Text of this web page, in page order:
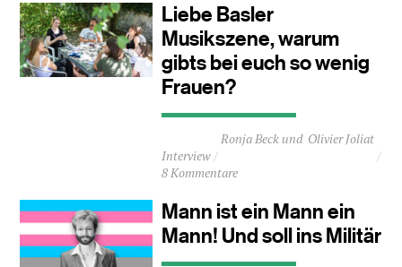
Minuten
Liebe Basler
Musikszene, warum
gibts bei euch so wenig
Frauen?
Durchschnittliche
ca.
9
Interview
Ronja Beck Olivier Joliat
8 Kommentare
Mann ist ein Mann ein
Mann! Und soll ins Militär